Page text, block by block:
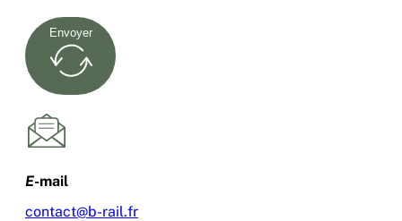
Envoyer
E-mail
contact@b-rail.fr